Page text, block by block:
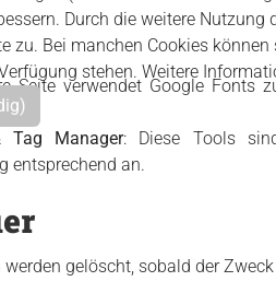
Seite verwendet Google Fonts
Tag Manager: Diese Tools
entsprechend an.
werden gelöscht, sobald der
Durch die weitere
zu. Bei manchen Cookies
stehen. Weitere